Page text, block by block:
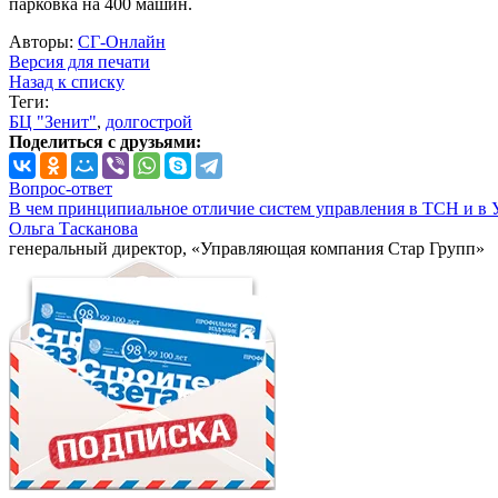
парковка на 400 машин.
Авторы: СГ-Онлайн
Версия для печати
Назад к списку
Теги:
БЦ "Зенит", долгострой
Поделиться с друзьями:
Вопрос-ответ
В чем принципиальное отличие систем управления в ТСН и в
Ольга Тасканова
генеральный директор, «Управляющая компания Стар Групп»